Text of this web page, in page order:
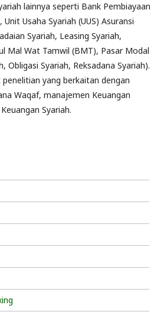
lainnya seperti Bank Pembiayaan
Unit Usaha Syariah (UUS) Asuransi
Syariah, Leasing Syariah,
Mal Wat Tamwil (BMT), Pasar Modal
Obligasi Syariah, Reksadana Syariah).
yang berkaitan dengan
Waqaf, manajemen Keuangan
Syariah.